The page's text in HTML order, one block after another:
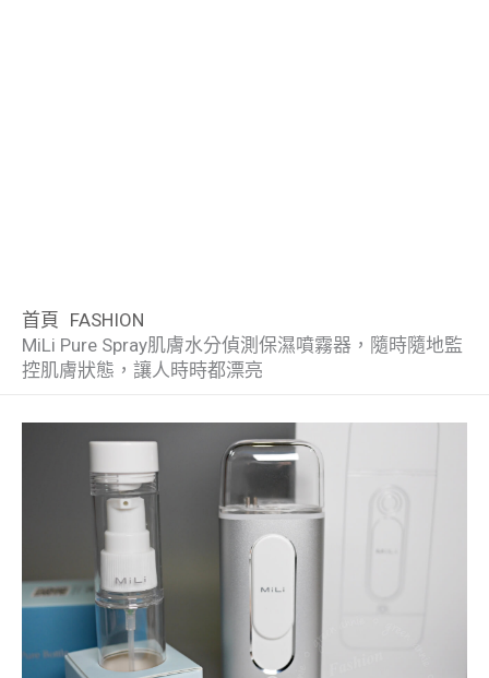
首頁 FASHION
MiLi Pure Spray肌膚水分偵測保濕噴霧器，隨時隨地監
控肌膚狀態，讓人時時都漂亮